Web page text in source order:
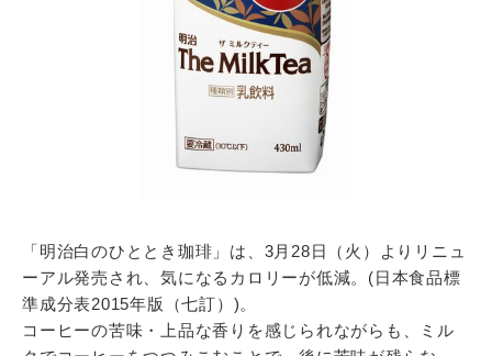
「明治白のひととき珈琲」は、3月28日（火）よりリニュ
ーアル発売され、気になるカロリーが低減。(日本食品標
準成分表2015年版（七訂）)。
コーヒーの苦味・上品な香りを感じられながらも、ミル